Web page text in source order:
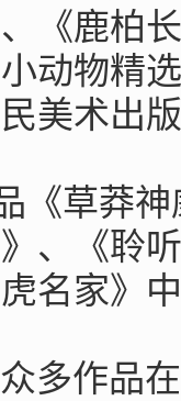
《鹿柏
动物精
美术出
《草莽
、《聆
名家》
多作品